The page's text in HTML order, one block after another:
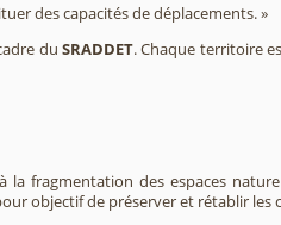
des capacités de déplacements. »
du SRADDET. Chaque territoire
fragmentation des espaces
objectif de préserver et rétablir les